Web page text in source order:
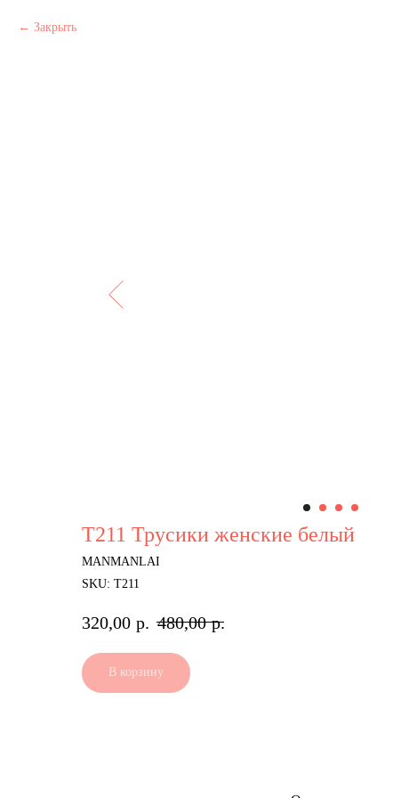
Закрыть
Т211 Трусики женские белый
MANMANLAI
SKU: Т211
320,00 р. 480,00 р.
В корзину